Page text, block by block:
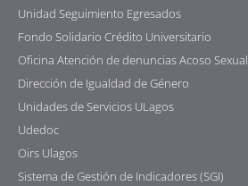
Unidad Seguimiento Egresados
Fondo Solidario Crédito Universitario
Oficina Atención de denuncias Acoso Sexual
Dirección de Igualdad de Género
Unidades de Servicios ULagos
Udedoc
Oirs Ulagos
Sistema de Gestión de Indicadores (SGI)